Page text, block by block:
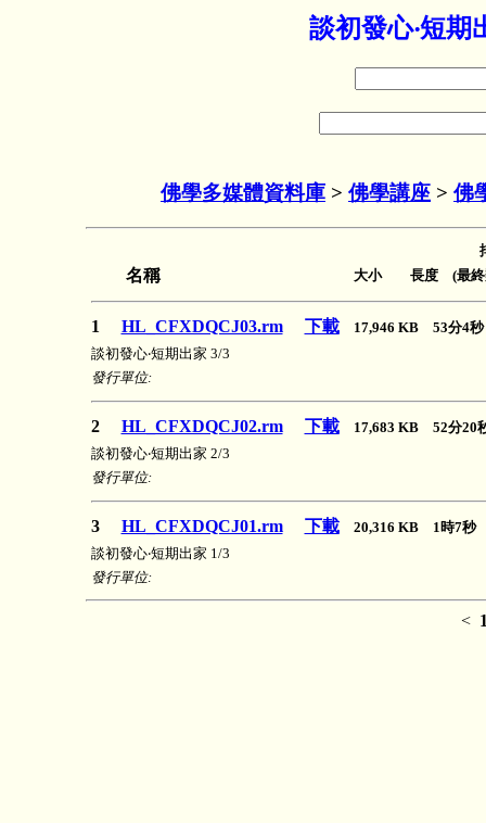
談初發心‧短期
佛學多媒體資料庫 > 佛學講座 > 佛
名稱 大小 長度 (最終
1 HL_CFXDQCJ03.rm 下載
17,946 KB 53分4
談初發心‧短期出家 3/3
發行單位:
2 HL_CFXDQCJ02.rm 下載
17,683 KB 52分
談初發心‧短期出家 2/3
發行單位:
3 HL_CFXDQCJ01.rm 下載
20,316 KB 1時7
談初發心‧短期出家 1/3
發行單位:
<